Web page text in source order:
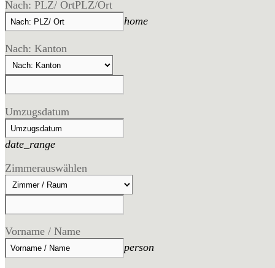
Nach: PLZ/ OrtPLZ/Ort
home
Nach: Kanton
Umzugsdatum
date_range
Zimmerauswählen
Vorname / Name
person